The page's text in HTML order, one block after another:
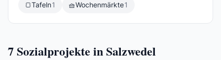
🍞Tafeln1 🧺Wochenmärkte1
7Sozialprojekte in Salzwedel